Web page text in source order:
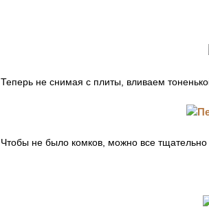
Теперь не снимая с плиты, вливаем
Чтобы не было комков, можно все